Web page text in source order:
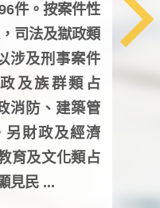
件。按案件性
司法及獄政類
涉及刑事案件
及族群類占
消防、建築管
另財政及經濟
育及文化類占
見民 ...
監
均每
人